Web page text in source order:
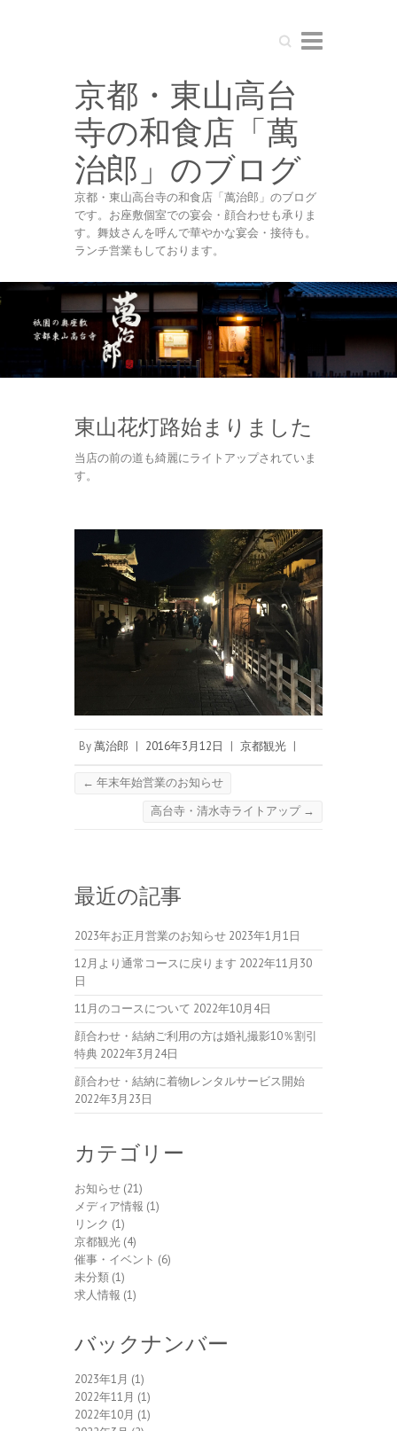
Search
京都・東山高台
寺の和食店「萬
治郎」のブログ
京都・東山高台寺の和食店「萬治郎」のブログ
です。お座敷個室での宴会・顔合わせも承りま
す。舞妓さんを呼んで華やかな宴会・接待も。
ランチ営業もしております。
東山花灯路始まりました
当店の前の道も綺麗にライトアップされていま
す。
By萬治郎 | 2016年3月12日 | 京都観光 |
← 年末年始営業のお知らせ
高台寺・清水寺ライトアップ →
最近の記事
2023年お正月営業のお知らせ 2023年1月1日
12月より通常コースに戻ります 2022年11月30
日
11月のコースについて 2022年10月4日
顔合わせ・結納ご利用の方は婚礼撮影10％割引
特典 2022年3月24日
顔合わせ・結納に着物レンタルサービス開始
2022年3月23日
カテゴリー
お知らせ (21)
メディア情報 (1)
リンク (1)
京都観光 (4)
催事・イベント (6)
未分類 (1)
求人情報 (1)
バックナンバー
2023年1月 (1)
2022年11月 (1)
2022年10月 (1)